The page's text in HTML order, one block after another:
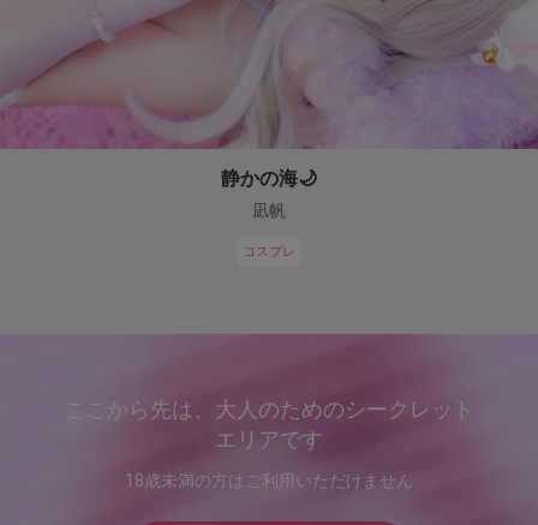
静かの海🌙
凪帆
コスプレ
ここから先は、大人のためのシークレット
エリアです
18歳未満の方はご利用いただけません